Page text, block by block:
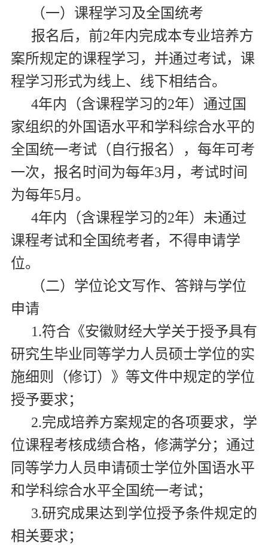
（一）课程学习及全国统考
报名后，前2年内完成本专业培养方
案所规定的课程学习，并通过考试，课
程学习形式为线上、线下相结合。
4年内（含课程学习的2年）通过国
家组织的外国语水平和学科综合水平的
全国统一考试（自行报名），每年可考
一次，报名时间为每年3月，考试时间
为每年5月。
4年内（含课程学习的2年）未通过
课程考试和全国统考者，不得申请学
位。
（二）学位论文写作、答辩与学位
申请
1.符合《安徽财经大学关于授予具有
研究生毕业同等学力人员硕士学位的实
施细则（修订）》等文件中规定的学位
授予要求；
2.完成培养方案规定的各项要求，学
位课程考核成绩合格，修满学分；通过
同等学力人员申请硕士学位外国语水平
和学科综合水平全国统一考试；
3.研究成果达到学位授予条件规定的
相关要求；